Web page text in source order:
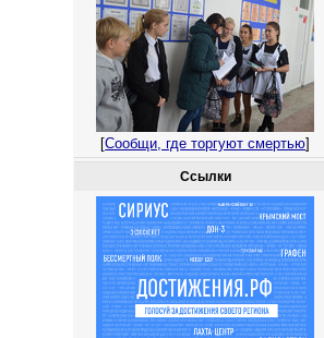
[Сообщи, где торгуют смертью]
Ссылки